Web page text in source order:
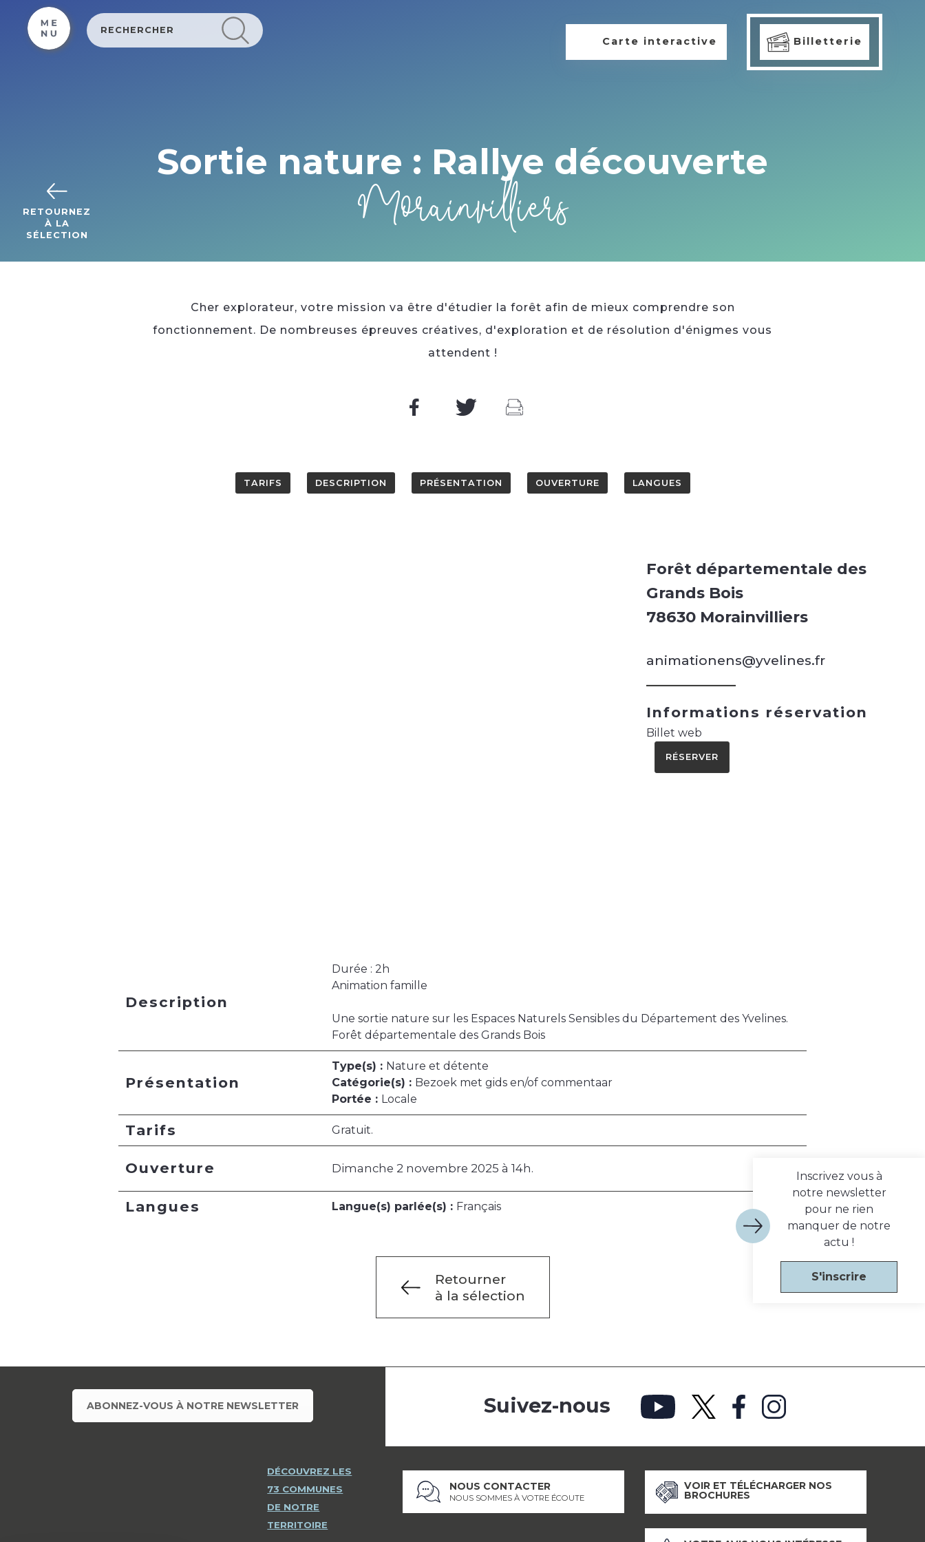
Carte interactive Billetterie
RETOURNEZ
À LA
SÉLECTION
Sortie nature : Rallye découverte
Morainvilliers
Cher explorateur, votre mission va être d'étudier la forêt afin de mieux comprendre son
fonctionnement. De nombreuses épreuves créatives, d'exploration et de résolution d'énigmes vous
attendent !
TARIFS DESCRIPTION PRÉSENTATION OUVERTURE LANGUES
Forêt départementale des
Grands Bois
78630 Morainvilliers
animationens@yvelines.fr
Informations réservation
Billet web
RÉSERVER
Description
Durée : 2h
Animation famille
Une sortie nature sur les Espaces Naturels Sensibles du Département des Yvelines.
Forêt départementale des Grands Bois
Présentation
Type(s) : Nature et détente
Catégorie(s) : Bezoek met gids en/of commentaar
Portée : Locale
Tarifs Gratuit.
Ouverture Dimanche 2 novembre 2025 à 14h.
Langues Langue(s) parlée(s) : Français
Retourner
à la sélection
Inscrivez vous à
notre newsletter
pour ne rien
manquer de notre
actu !
S'inscrire
ABONNEZ-VOUS À NOTRE NEWSLETTER
DÉCOUVREZ LES
73 COMMUNES
DE NOTRE
TERRITOIRE
Suivez-nous
NOUS CONTACTER
NOUS SOMMES À VOTRE ÉCOUTE
VOIR ET TÉLÉCHARGER NOS
BROCHURES
Cookies beheer paneel